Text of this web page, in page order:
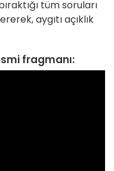
tüm soruları
aygıtı açıklık
fragmanı: